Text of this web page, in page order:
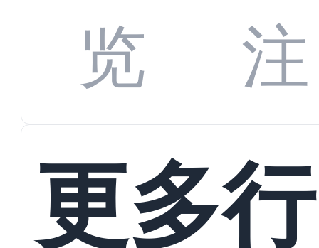
蜕变
数据对
接
览
注
更多行